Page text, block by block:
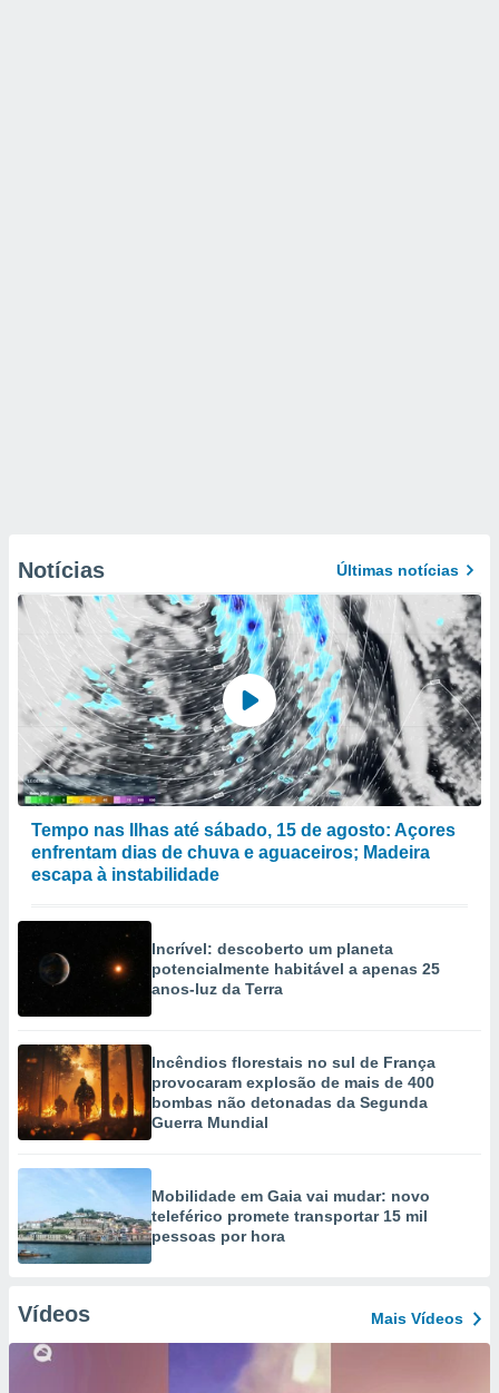
Notícias Últimas notícias
Tempo nas Ilhas até sábado, 15 de agosto: Açores
enfrentam dias de chuva e aguaceiros; Madeira
escapa à instabilidade
Incrível: descoberto um planeta
potencialmente habitável a apenas 25
anos-luz da Terra
Incêndios florestais no sul de França
provocaram explosão de mais de 400
bombas não detonadas da Segunda
Guerra Mundial
Mobilidade em Gaia vai mudar: novo
teleférico promete transportar 15 mil
pessoas por hora
Vídeos Mais Vídeos